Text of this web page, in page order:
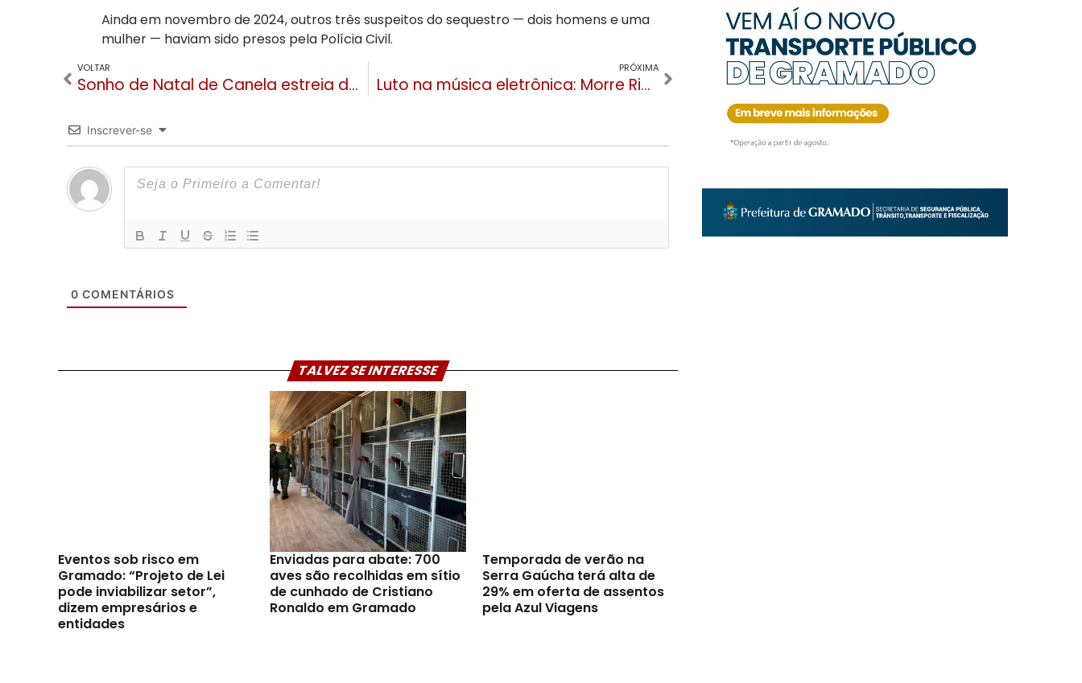
Ainda em novembro de 2024, outros três suspeitos do sequestro — dois homens e uma
mulher — haviam sido presos pela Polícia Civil.
VOLTAR
Sonho de Natal de Canela estreia desfile e intensifica a programação a partir desta sexta
PRÓXIMA
Luto na música eletrônica: Morre Ricardo Flores, ex-sócio da Green Valley
Inscrever-se
0 COMENTÁRIOS
TALVEZ SE INTERESSE
Eventos sob risco em
Gramado: “Projeto de Lei
pode inviabilizar setor”,
dizem empresários e
entidades
Enviadas para abate: 700
aves são recolhidas em sítio
de cunhado de Cristiano
Ronaldo em Gramado
Temporada de verão na
Serra Gaúcha terá alta de
29% em oferta de assentos
pela Azul Viagens